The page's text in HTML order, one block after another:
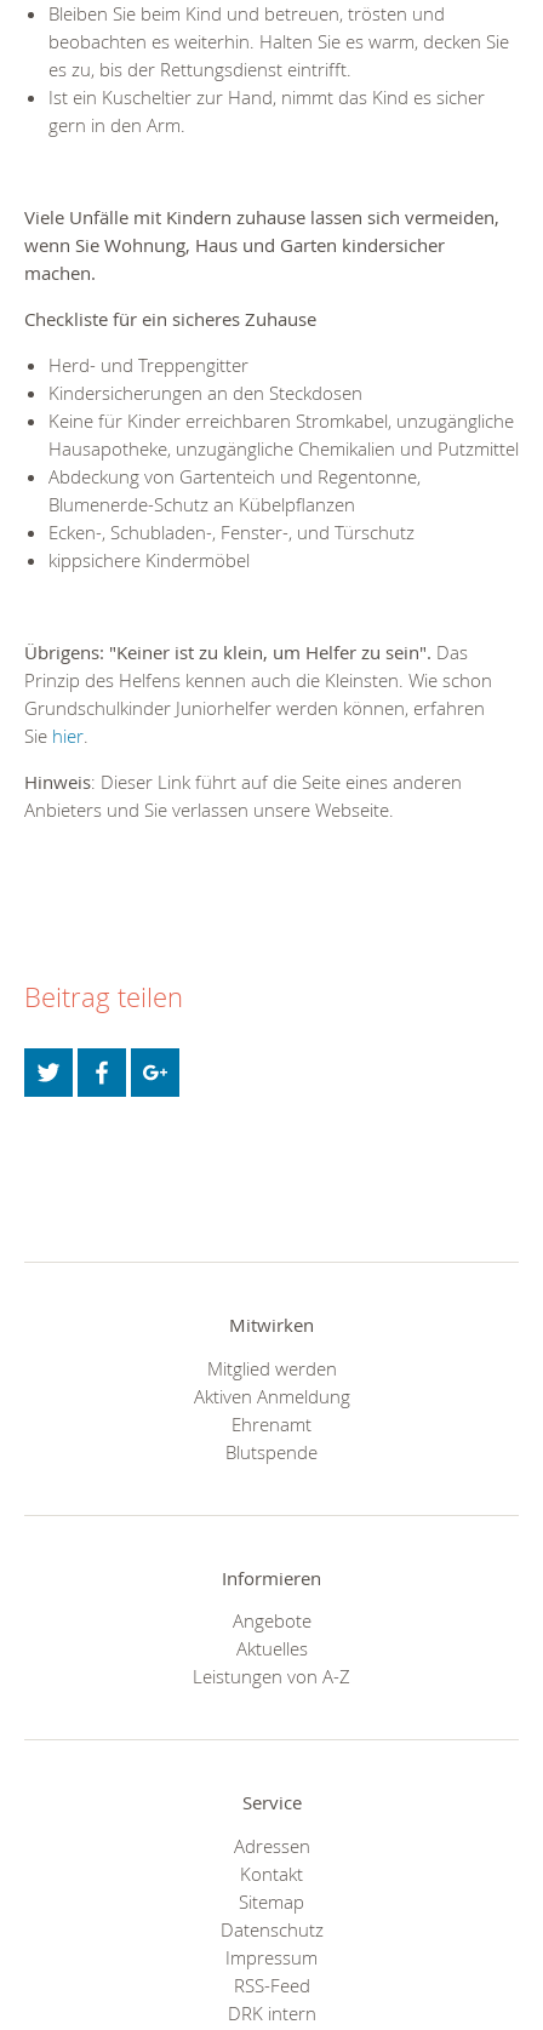
Bleiben Sie beim Kind und betreuen, trösten und
beobachten es weiterhin. Halten Sie es warm, decken Sie
es zu, bis der Rettungsdienst eintrifft.
Ist ein Kuscheltier zur Hand, nimmt das Kind es sicher
gern in den Arm.
Viele Unfälle mit Kindern zuhause lassen sich vermeiden,
wenn Sie Wohnung, Haus und Garten kindersicher
machen.
Checkliste für ein sicheres Zuhause
Herd- und Treppengitter
Kindersicherungen an den Steckdosen
Keine für Kinder erreichbaren Stromkabel, unzugängliche
Hausapotheke, unzugängliche Chemikalien und Putzmittel
Abdeckung von Gartenteich und Regentonne,
Blumenerde-Schutz an Kübelpflanzen
Ecken-, Schubladen-, Fenster-, und Türschutz
kippsichere Kindermöbel
Übrigens: "Keiner ist zu klein, um Helfer zu sein". Das
Prinzip des Helfens kennen auch die Kleinsten. Wie schon
Grundschulkinder Juniorhelfer werden können, erfahren
Sie hier
Hinweis: Dieser Link führt auf die Seite eines anderen
Anbieters und Sie verlassen unsere Webseite.
Beitrag teilen
Mitwirken
Mitglied werden
Aktiven Anmeldung
Ehrenamt
Blutspende
Informieren
Angebote
Aktuelles
Leistungen von A-Z
Service
Adressen
Kontakt
Sitemap
Datenschutz
Impressum
RSS-Feed
DRK intern